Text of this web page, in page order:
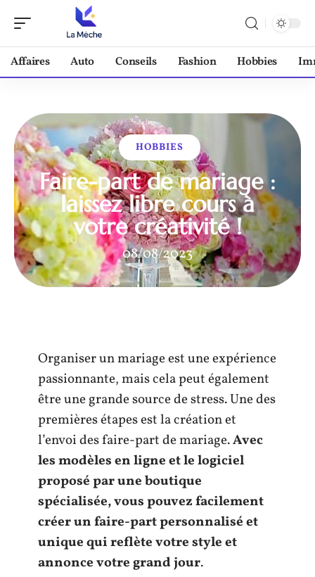
Affaires Auto Conseils Fashion Hobbies
HOBBIES
Faire-part de mariage :
laissez libre cours à
votre créativité !
08/08/2023
Organiser un mariage est une expérience
passionnante, mais cela peut également
être une grande source de stress. Une des
premières étapes est la création et
l’envoi des faire-part de mariage.Avec
les modèles en ligne et le logiciel
proposé par une boutique
spécialisée, vous pouvez facilement
créer un faire-part personnalisé et
unique qui reflète votre style et
annonce votre grand jour.